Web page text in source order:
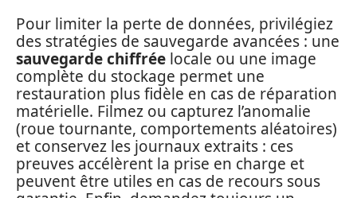
Pour limiter la perte de données, privilégiez
des stratégies de sauvegarde avancées : une
sauvegarde chiffrée locale ou une image
complète du stockage permet une
restauration plus fidèle en cas de réparation
matérielle. Filmez ou capturez l’anomalie
(roue tournante, comportements aléatoires)
et conservez les journaux extraits : ces
preuves accélèrent la prise en charge et
peuvent être utiles en cas de recours sous